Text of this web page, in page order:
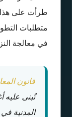
طرأت على هذا
متطلبات
في معالجة
قانون
تُبنى عليه
المدنية